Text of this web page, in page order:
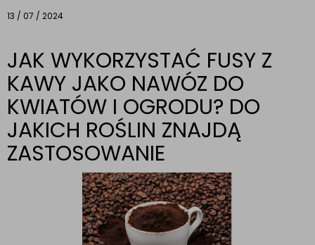
13 / 07 / 2024
JAK WYKORZYSTAĆ FUSY Z
KAWY JAKO NAWÓZ DO
KWIATÓW I OGRODU? DO
JAKICH ROŚLIN ZNAJDĄ
ZASTOSOWANIE